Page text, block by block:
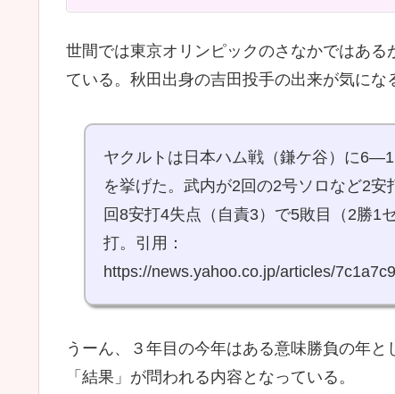
世間では東京オリンピックのさなかではあ
ている。秋田出身の吉田投手の出来が気にな
ヤクルトは日本ハム戦（鎌ケ谷）に
を挙げた。武内が2回の2号ソロなど2
回8安打4失点（自責3）で5敗目（2勝1
打。引用：
https://news.yahoo.co.jp/articles/
うーん、３年目の今年はある意味勝負の年
「結果」が問われる内容となっている。